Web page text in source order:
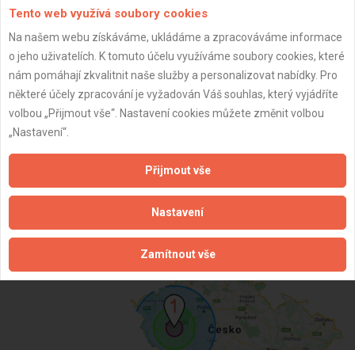
letadel, motorů letadel, vrtulí, letadlových
částí a zařízení a leteckých pozemních
zařízení od 09/2020 , Výroba drážních
hnacích vozidel a drážních vozidel na
dráze tramvajové, trolejbusové a lanové a
železničního parku od 09/2020
Neplátce
Věk: 36 let
Tento web využívá soubory cookies
Na našem webu získáváme, ukládáme a zpracováváme informace
o jeho uživatelích. K tomuto účelu využíváme soubory cookies, které
nám pomáhají zkvalitnit naše služby a personalizovat nabídky. Pro
některé účely zpracování je vyžadován Váš souhlas, který vyjádříte
volbou „Přijmout vše“. Nastavení cookies můžete změnit volbou
„Nastavení“.
Přijmout vše
Nastavení
Zamítnout vše